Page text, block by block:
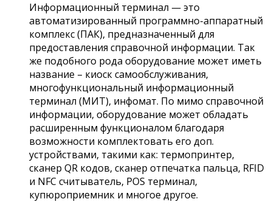
Информационный терминал — это
автоматизированный программно-аппаратный
комплекс (ПАК), предназначенный для
предоставления справочной информации. Так
же подобного рода оборудование может иметь
название – киоск самообслуживания,
многофункциональный информационный
терминал (МИТ), инфомат. По мимо справочной
информации, оборудование может обладать
расширенным функционалом благодаря
возможности комплектовать его доп.
устройствами, такими как: термопринтер,
сканер QR кодов, сканер отпечатка пальца, RFID
и NFC считыватель, POS терминал,
купюроприемник и многое другое.